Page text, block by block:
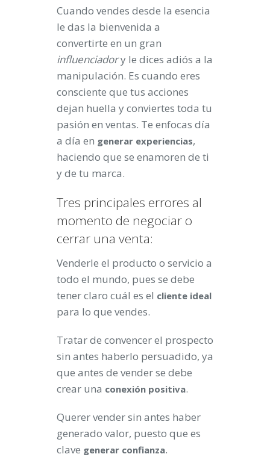
Cuando vendes desde la esencia
le das la bienvenida a
convertirte en un gran
influenciadory le dices adiós a la
manipulación. Es cuando eres
consciente que tus acciones
dejan huella y conviertes toda tu
pasión en ventas. Te enfocas día
a día en generar experiencias,
haciendo que se enamoren de ti
y de tu marca.
Tres principales errores al
momento de negociar o
cerrar una venta:
Venderle el producto o servicio a
todo el mundo, pues se debe
tener claro cuál es el cliente ideal
para lo que vendes.
Tratar de convencer el prospecto
sin antes haberlo persuadido, ya
que antes de vender se debe
crear una conexión positiva.
Querer vender sin antes haber
generado valor, puesto que es
clave generar confianza.